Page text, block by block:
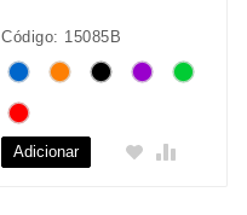
Código: 15085B
Adicionar